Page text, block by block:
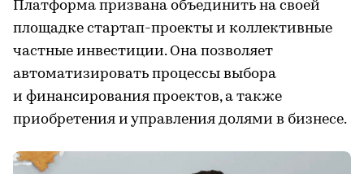
Платформа призвана объединить на своей
площадке стартап-проекты и коллективные
частные инвестиции. Она позволяет
автоматизировать процессы выбора
и финансирования проектов, а также
приобретения и управления долями в бизнесе.